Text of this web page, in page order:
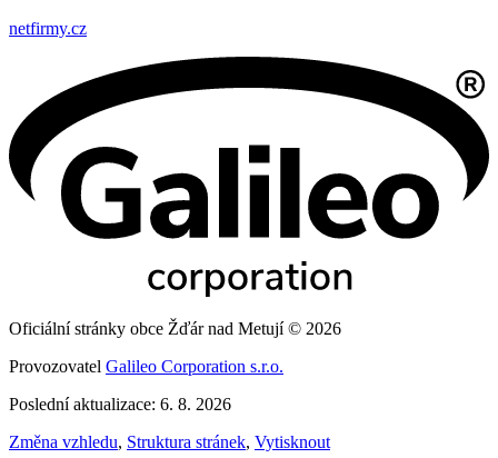
netfirmy.cz
Oficiální stránky obce Žďár nad Metují © 2026
Provozovatel Galileo Corporation s.r.o.
Poslední aktualizace: 6. 8. 2026
Změna vzhledu, Struktura stránek, Vytisknout